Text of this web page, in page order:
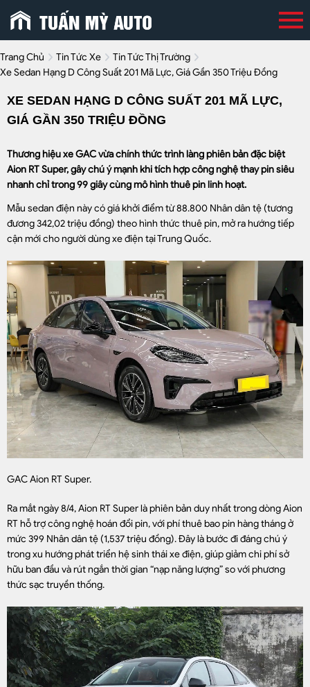
Trang Chủ Tin Tức Xe
Tin Tức Thị Trường
Xe Sedan Hạng D Công Suất 201 Mã Lực, Giá Gần 350 Triệu Đồng
XE SEDAN HẠNG D CÔNG SUẤT 201 MÃ LỰC,
GIÁ GẦN 350 TRIỆU ĐỒNG
Thương hiệu xe GAC vừa chính thức trình làng phiên bản đặc biệt
Aion RT Super, gây chú ý mạnh khi tích hợp công nghệ thay pin siêu
nhanh chỉ trong 99 giây cùng mô hình thuê pin linh hoạt.
Mẫu sedan điện này có giá khởi điểm từ 88.800 Nhân dân tệ (tương
đương 342,02 triệu đồng) theo hình thức thuê pin, mở ra hướng tiếp
cận mới cho người dùng xe điện tại Trung Quốc.
GAC Aion RT Super.
Ra mắt ngày 8/4, Aion RT Super là phiên bản duy nhất trong dòng Aion
RT hỗ trợ công nghệ hoán đổi pin, với phí thuê bao pin hàng tháng ở
mức 399 Nhân dân tệ (1,537 triệu đồng). Đây là bước đi đáng chú ý
trong xu hướng phát triển hệ sinh thái xe điện, giúp giảm chi phí sở
hữu ban đầu và rút ngắn thời gian “nạp năng lượng” so với phương
thức sạc truyền thống.